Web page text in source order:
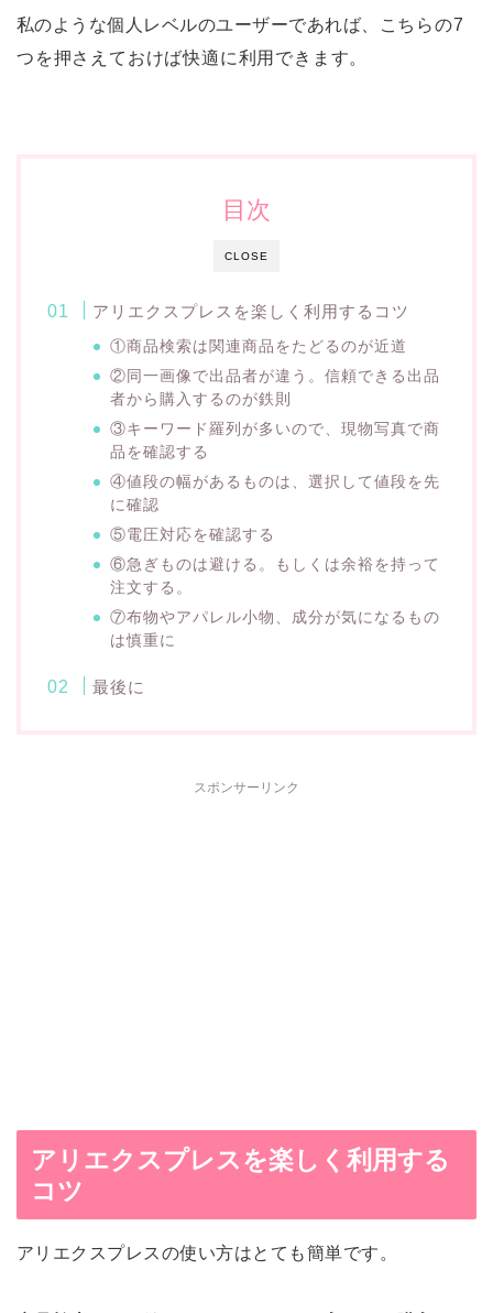
私のような個人レベルのユーザーであれば、
こちらの7
つを押さえておけば快適に利用できます。
CLOSE
目次
アリエクスプレスを楽しく利用するコツ
①商品検索は関連商品をたどるのが近道
②同一画像で出品者が違う。信頼できる出品
者から購入するのが鉄則
③キーワード羅列が多いので、現物写真で商
品を確認する
④値段の幅があるものは、選択して値段を先
に確認
⑤電圧対応を確認する
⑥急ぎものは避ける。もしくは余裕を持って
注文する。
⑦布物やアパレル小物、成分が気になるもの
は慎重に
最後に
スポンサーリンク
アリエクスプレスを楽しく利用する
コツ
アリエクスプレスの使い方はとても簡単です。